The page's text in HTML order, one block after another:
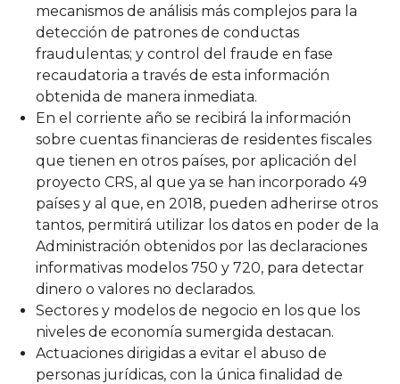
mecanismos de análisis más complejos para la
detección de patrones de conductas
fraudulentas; y control del fraude en fase
recaudatoria a través de esta información
obtenida de manera inmediata.
En el corriente año se recibirá la información
sobre cuentas financieras de residentes fiscales
que tienen en otros países, por aplicación del
proyecto CRS, al que ya se han incorporado 49
países y al que, en 2018, pueden adherirse otros
tantos, permitirá utilizar los datos en poder de la
Administración obtenidos por las declaraciones
informativas modelos 750 y 720, para detectar
dinero o valores no declarados.
Sectores y modelos de negocio en los que los
niveles de economía sumergida destacan.
Actuaciones dirigidas a evitar el abuso de
personas jurídicas, con la única finalidad de